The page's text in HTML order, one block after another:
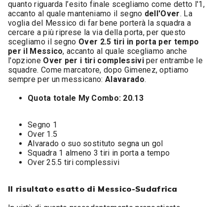
quanto riguarda l’esito finale scegliamo come detto l'1,
accanto al quale manteniamo il segno dell'Over. La
voglia del Messico di far bene porterà la squadra a
cercare a più riprese la via della porta, per questo
scegliamo il segno Over 2.5 tiri in porta per tempo
per il Messico, accanto al quale scegliamo anche
l'opzione Over per i tiri complessiviper entrambe le
squadre. Come marcatore, dopo Gimenez, optiamo
sempre per un messicano:Alavarado.
Quota totale My Combo: 20.13
Segno 1
Over 1.5
Alvarado o suo sostituto segna un gol
Squadra 1 almeno 3 tiri in porta a tempo
Over 25.5 tiri complessivi
Il risultato esatto di Messico-Sudafrica